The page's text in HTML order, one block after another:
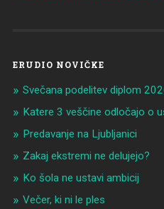
ERUDIO NOVIČKE
Svečana podelitev diplom
Katere 3 veščine odločajo o
Predavanje na Ljubljanici
Zakaj ekstremi ne delujejo?
Ko šola ne ustavi ambicij
Večer, ki ni le ples